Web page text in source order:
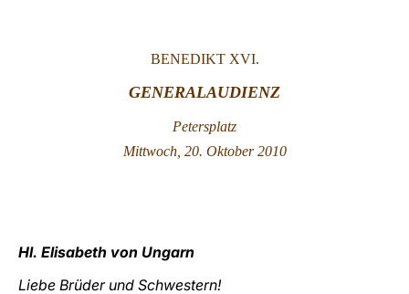
BENEDIKT XVI.
GENERALAUDIENZ
Petersplatz
Mittwoch, 20. Oktober 2010
Hl. Elisabeth von Ungarn
Liebe Brüder und Schwestern!